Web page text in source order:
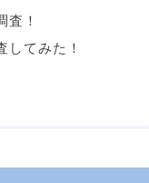
査！
てみた！